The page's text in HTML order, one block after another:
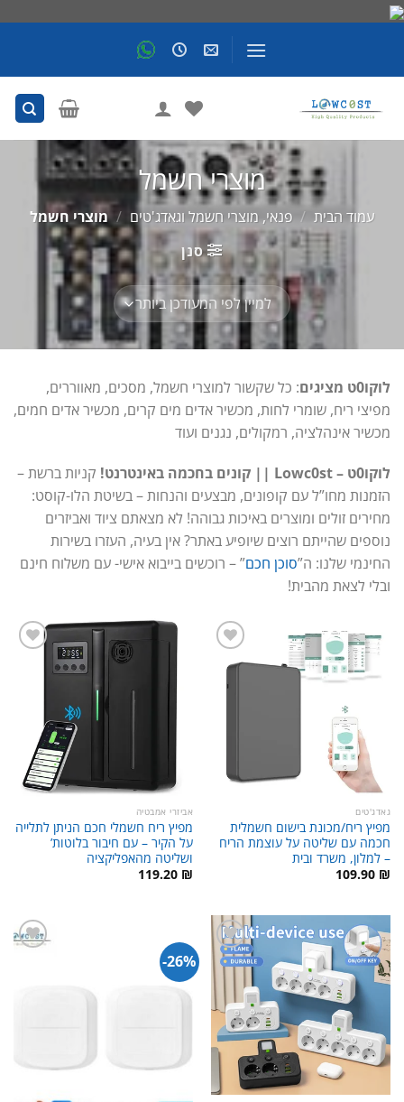
מוצרי חשמל
עמוד הבית / פנאי, מוצרי חשמל וגאדג'טים / מוצרי חשמל
סנן
לוקו0ט מציגים
: כל שקשור למוצרי חשמל, מסכים, מאווררים,
מפיצי ריח, שומרי לחות, מכשיר אדים מים קרים, מכשיר אדים חמים,
מכשיר אינהלציה, רמקולים, נגנים ועוד
לוקו0ט – Lowc0st || קונים בחכמה באינטרנט!
קניות ברשת –
הזמנות מחו”ל עם קופונים, מבצעים והנחות – בשיטת הלו-קוסט:
מחירים זולים ומוצרים באיכות גבוהה! לא מצאתם ציוד ואביזרים
נוספים שהייתם רוצים שיופיע באתר? אין בעיה, העזרו בשירות
החינמי שלנו: ה”סוכן חכם” – רוכשים בייבוא אישי- עם משלוח חינם
ובלי לצאת מהבית!
גאדג'טים
מפיץ ריח/מכונת בישום חשמלית
חכמה עם שליטה על עוצמת הריח
– למלון, משרד ובית
109.90 ₪
אביזרי אמבטיה
מפיץ ריח חשמלי חכם הניתן לתלייה
על הקיר – עם חיבור בלוטות’
ושליטה מהאפליקציה
119.20 ₪
26%-